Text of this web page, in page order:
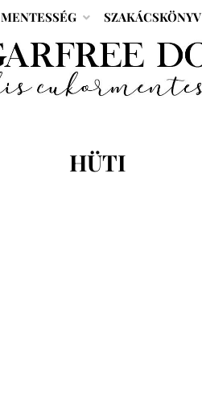
MENTESSÉG SZAKÁCSKÖNYV
CÍMKE
:
HÜTI